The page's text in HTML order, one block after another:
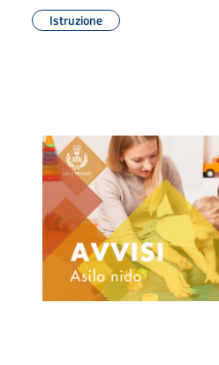
Istruzione